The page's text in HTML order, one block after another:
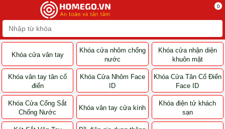
0
Khóa cửa vân tay
Khóa cửa nhôm chống
nước
Khóa cửa nhận diện
khuôn mặt
Khóa vân tay tân cổ
điển
Khóa Cửa Nhôm Face
ID
Khóa Cửa Tân Cổ Điển
Face ID
Khóa Cửa Cổng Sắt
Chống Nước
Khóa vân tay cửa kính
Khóa điện tử khách
sạn